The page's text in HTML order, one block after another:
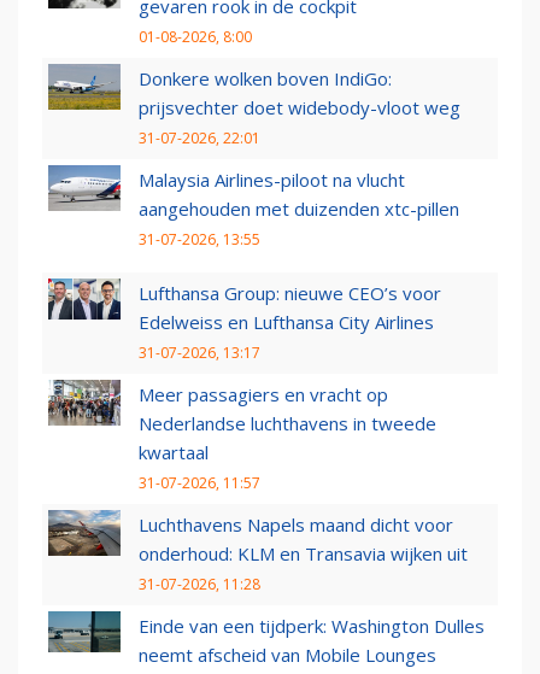
gevaren rook in de cockpit
01-08-2026, 8:00
Donkere wolken boven IndiGo:
prijsvechter doet widebody-vloot weg
31-07-2026, 22:01
Malaysia Airlines-piloot na vlucht
aangehouden met duizenden xtc-pillen
31-07-2026, 13:55
Lufthansa Group: nieuwe CEO’s voor
Edelweiss en Lufthansa City Airlines
31-07-2026, 13:17
Meer passagiers en vracht op
Nederlandse luchthavens in tweede
kwartaal
31-07-2026, 11:57
Luchthavens Napels maand dicht voor
onderhoud: KLM en Transavia wijken uit
31-07-2026, 11:28
Einde van een tijdperk: Washington Dulles
neemt afscheid van Mobile Lounges